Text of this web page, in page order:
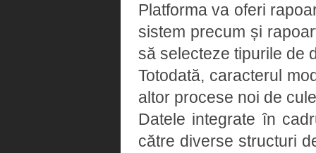
Platforma va oferi
sistem precum și
să selecteze tipurile de
Totodată, caracterul
altor procese noi de
Datele integrate în
către diverse structuri